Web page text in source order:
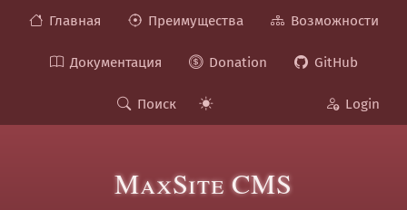
Главная Преимущества Возможности
Документация Donation GitHub
Поиск Login
MaxSite CMS